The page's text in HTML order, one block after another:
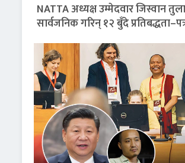
NATTA अध्यक्ष उम्मेदवार जिस्वान
सार्वजनिक गरिन् १२ बुँदे